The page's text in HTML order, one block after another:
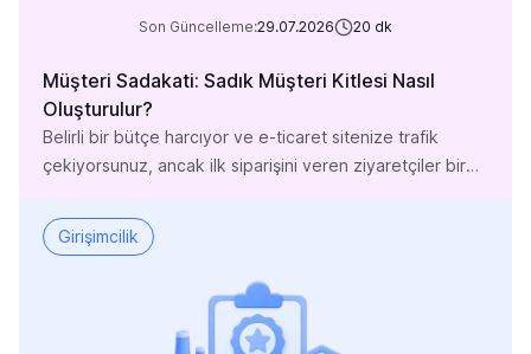
Son Güncelleme:29.07.2026 20 dk
Müşteri Sadakati: Sadık Müşteri Kitlesi Nasıl
Oluşturulur?
Belirli bir bütçe harcıyor ve e-ticaret sitenize trafik
çekiyorsunuz, ancak ilk siparişini veren ziyaretçiler bir
dünyasında artan reklam maliyetleri (CAC) ve dijital
platformlardaki sert rekabet düşünüldüğünde, sadece
yeni müşteri peşinde koşmak adeta sızdıran bir kovaya
su doldurmaya benzer. Sürdürülebilir bir büyüme ve
yüksek kârlılık elde etmenin yolu, içeri giren […]
Girişimcilik